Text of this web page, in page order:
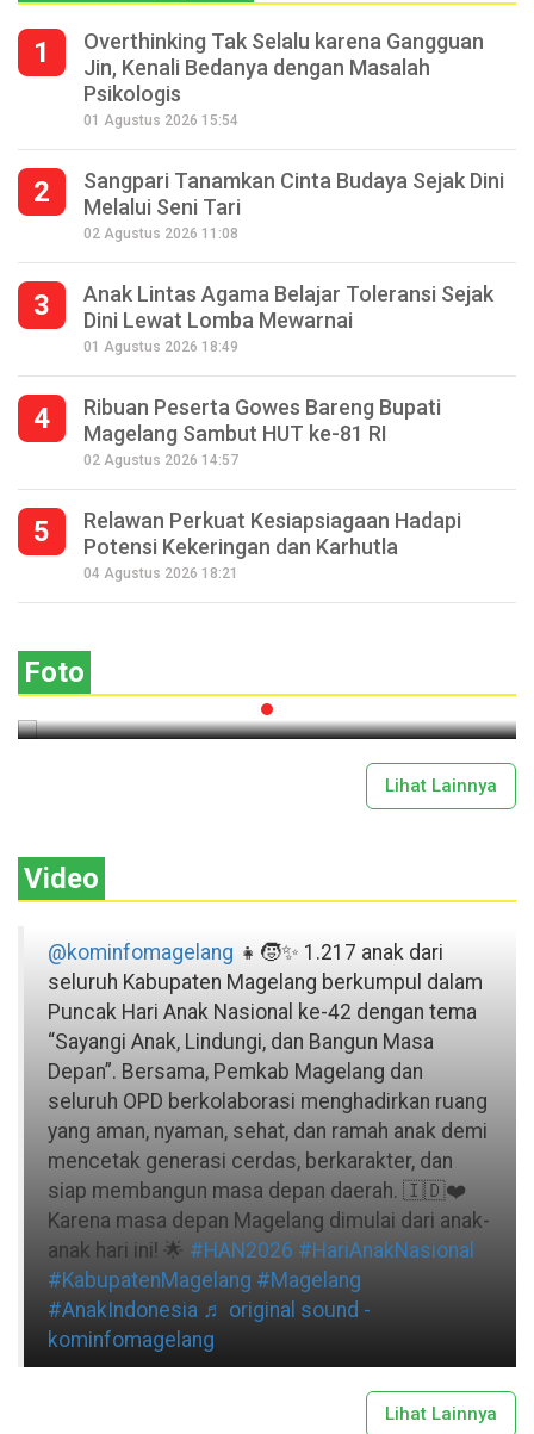
1
Overthinking Tak Selalu karena Gangguan
Jin, Kenali Bedanya dengan Masalah
Psikologis
01 Agustus 2026 15:54
2
Sangpari Tanamkan Cinta Budaya Sejak Dini
Melalui Seni Tari
02 Agustus 2026 11:08
3
Anak Lintas Agama Belajar Toleransi Sejak
Dini Lewat Lomba Mewarnai
01 Agustus 2026 18:49
4
Ribuan Peserta Gowes Bareng Bupati
Magelang Sambut HUT ke-81 RI
02 Agustus 2026 14:57
5
Relawan Perkuat Kesiapsiagaan Hadapi
Potensi Kekeringan dan Karhutla
04 Agustus 2026 18:21
Foto
Seperempat Abad Perhelatan Festival
Lima Gunung XXV Kobarkan Semangat
Lihat Lainnya
Video
@kominfomagelang 👧🧒✨ 1.217 anak dari
seluruh Kabupaten Magelang berkumpul dalam
Puncak Hari Anak Nasional ke-42 dengan tema
“Sayangi Anak, Lindungi, dan Bangun Masa
Depan”. Bersama, Pemkab Magelang dan
seluruh OPD berkolaborasi menghadirkan ruang
yang aman, nyaman, sehat, dan ramah anak demi
mencetak generasi cerdas, berkarakter, dan
siap membangun masa depan daerah. 🇮🇩❤️
Karena masa depan Magelang dimulai dari anak-
anak hari ini! 🌟 #HAN2026 #HariAnakNasional
#KabupatenMagelang #Magelang
#AnakIndonesia ♬ original sound -
kominfomagelang
Lihat Lainnya